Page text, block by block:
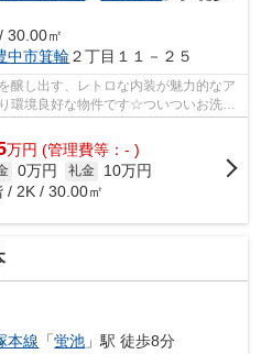
30.00㎡
中市箕輪 ２丁目１１－２５
醸し出す、レトロな内装が魅力的なア
環境良好な物件です☆ついついお洗濯
12分...
万円 (管理費等：- )
0万円 礼金
10万円
/ 2K / 30.00㎡
本線 「蛍池 」駅 徒歩8分